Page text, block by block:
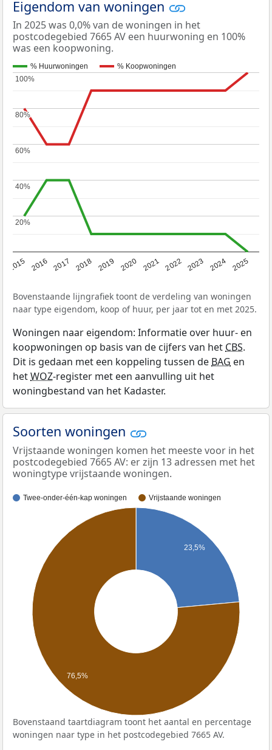
Eigendom van woningen
In 2025 was 0,0% van de woningen in het
postcodegebied 7665 AV een huurwoning en 100%
was een koopwoning.
% Huurwoningen % Koopwoningen
2015 2016 2017 2018 2019 2020 2021 2022 2023 2024 2025
20%
20%
40%
40%
60%
60%
80%
80%
100%
100%
Bovenstaande lijngrafiek toont de verdeling van woningen
naar type eigendom, koop of huur, per jaar tot en met 2025.
Woningen naar eigendom: Informatie over huur- en
koopwoningen op basis van de cijfers van hetCBS.
Dit is gedaan met een koppeling tussen deBAG en
hetWOZ-register met een aanvulling uit het
woningbestand van het Kadaster.
Soorten woningen
Vrijstaande woningen komen het meeste voor in het
postcodegebied 7665 AV: er zijn 13 adressen met het
woningtype vrijstaande woningen.
Twee-onder-één-kap woningen Vrijstaande woningen
23,5%
76,5%
Bovenstaand taartdiagram toont het aantal en percentage
woningen naar type in het postcodegebied 7665 AV.